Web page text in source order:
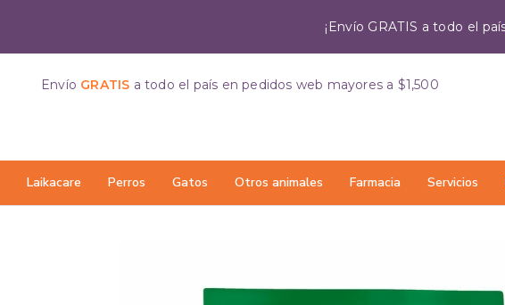
¡Envío GRATIS a todo el
Laikacare Perros Gatos Otros animales Farmacia Servicios
Envío GRATIS a todo el país en pedidos web mayores a $1,500